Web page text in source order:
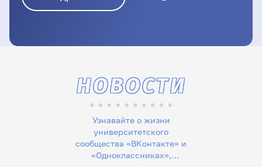
Узнавайте о жизни
университетского
сообщества «ВКонтакте» и
«Одноклассниках»,
НОВОСТИ